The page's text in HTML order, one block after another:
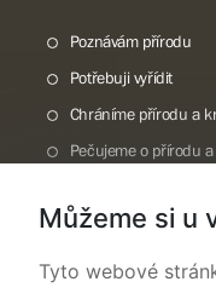
Poznávám přírodu
Potřebuji vyřídit
Chráníme přírodu a
Pečujeme o přírodu
O nás
Můžeme si u
Tyto webové